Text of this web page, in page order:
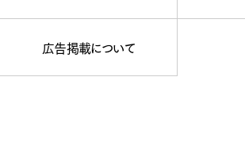
広告掲載について